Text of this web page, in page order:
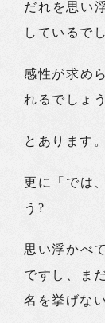
だれを思い
しているで
感性が求め
れるでしょ
とあります。
更に「では
う?
思い浮かべ
ですし、ま
名を挙げな